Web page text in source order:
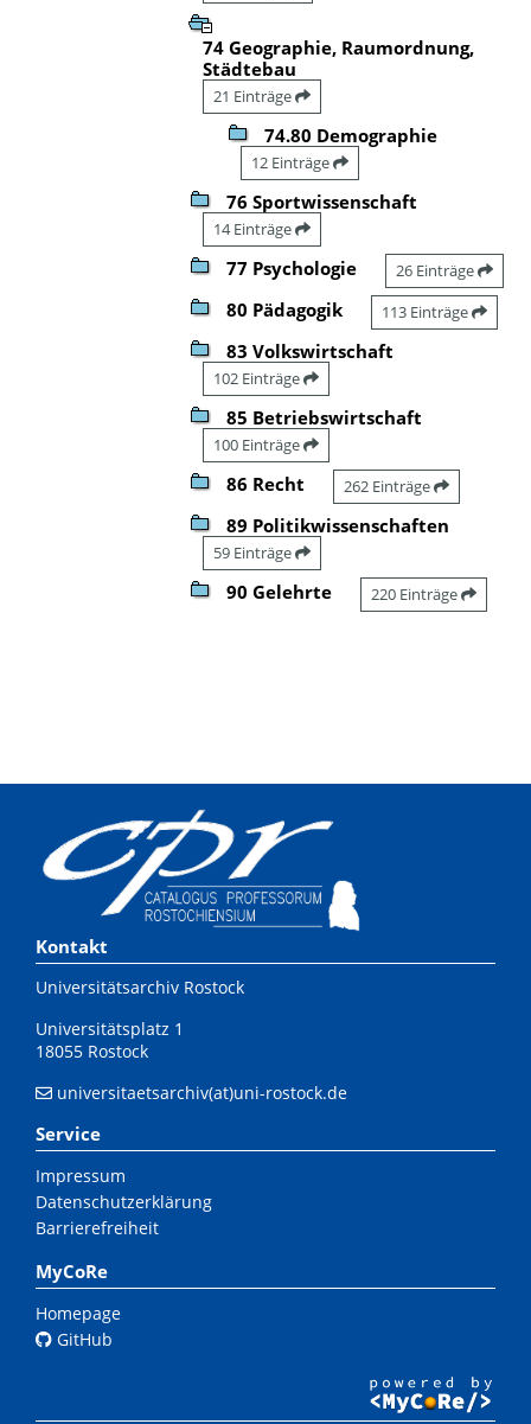
74 Geographie, Raumordnung,
Städtebau
21 Einträge
74.80 Demographie
12 Einträge
76 Sportwissenschaft
14 Einträge
77 Psychologie 26 Einträge
80 Pädagogik 113 Einträge
83 Volkswirtschaft
102 Einträge
85 Betriebswirtschaft
100 Einträge
86 Recht 262 Einträge
89 Politikwissenschaften
59 Einträge
90 Gelehrte 220 Einträge
Kontakt
Universitätsarchiv Rostock
Universitätsplatz 1
18055 Rostock
universitaetsarchiv(at)uni-rostock.de
Service
Impressum
Datenschutzerklärung
Barrierefreiheit
MyCoRe
Homepage
GitHub